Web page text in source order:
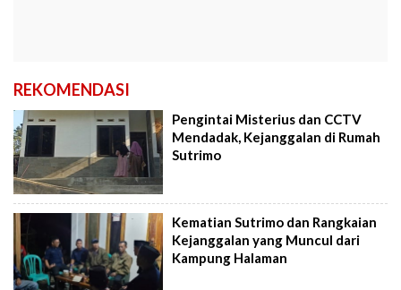
REKOMENDASI
Pengintai Misterius dan CCTV
Mendadak, Kejanggalan di Rumah
Sutrimo
Kematian Sutrimo dan Rangkaian
Kejanggalan yang Muncul dari
Kampung Halaman